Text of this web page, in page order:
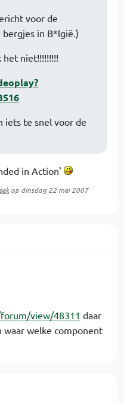
voor de
bergjes in B*lgië.)
het niet!!!!!!!!!
iets te snel voor de
in Action'
op dinsdag 22 mei 2007
view/48311 daar
waar welke component